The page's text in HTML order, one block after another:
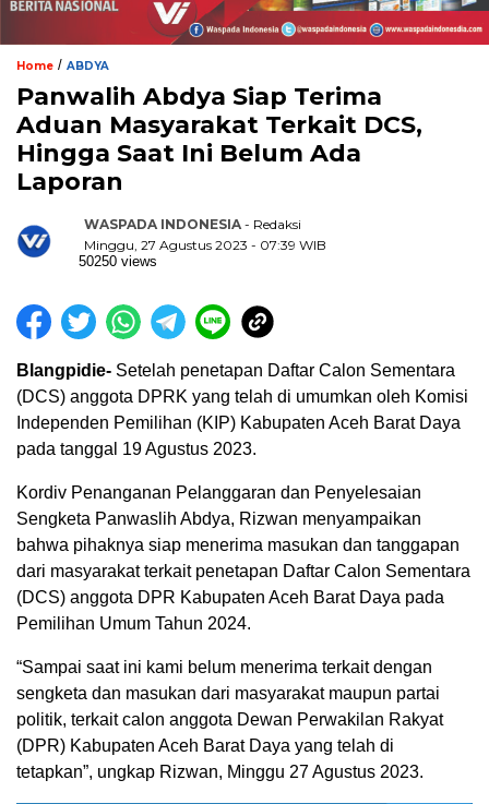
Home / ABDYA
Panwalih Abdya Siap Terima
Aduan Masyarakat Terkait DCS,
Hingga Saat Ini Belum Ada
Laporan
WASPADA INDONESIA - Redaksi
Minggu, 27 Agustus 2023 - 07:39 WIB
50250 views
Blangpidie- Setelah penetapan Daftar Calon Sementara
(DCS) anggota DPRK yang telah di umumkan oleh Komisi
Independen Pemilihan (KIP) Kabupaten Aceh Barat Daya
pada tanggal 19 Agustus 2023.
Kordiv Penanganan Pelanggaran dan Penyelesaian
Sengketa Panwaslih Abdya, Rizwan menyampaikan
bahwa pihaknya siap menerima masukan dan tanggapan
dari masyarakat terkait penetapan Daftar Calon Sementara
(DCS) anggota DPR Kabupaten Aceh Barat Daya pada
Pemilihan Umum Tahun 2024.
“Sampai saat ini kami belum menerima terkait dengan
sengketa dan masukan dari masyarakat maupun partai
politik, terkait calon anggota Dewan Perwakilan Rakyat
(DPR) Kabupaten Aceh Barat Daya yang telah di
tetapkan”, ungkap Rizwan, Minggu 27 Agustus 2023.